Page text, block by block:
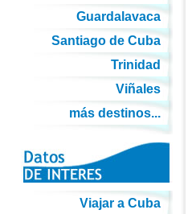
Guardalavaca
Santiago de Cuba
Trinidad
Viñales
más destinos...
Viajar a Cuba